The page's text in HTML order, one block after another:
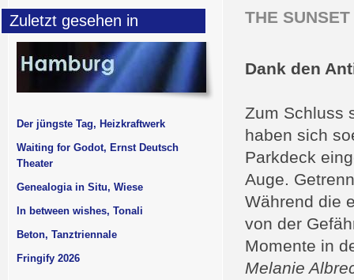
THE
Dank den
Zum Schluss
haben sich
Parkdeck
Auge.
Während die
von der
Momente in
Melanie
Zuletzt gesehen in
Der jüngste Tag, Heizkraftwerk
Waiting for Godot, Ernst Deutsch
Theater
Genealogia in Situ, Wiese
In between wishes, Tonali
Beton, Tanztriennale
Fringify 2026